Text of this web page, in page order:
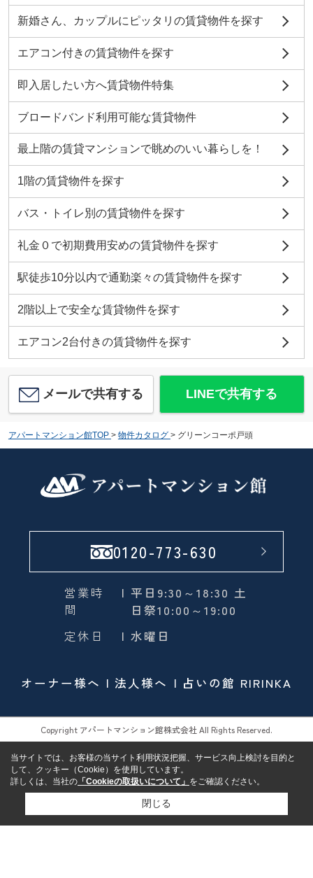
新婚さん、カップルにピッタリの賃貸物件を探す
エアコン付きの賃貸物件を探す
即入居したい方へ賃貸物件特集
ブロードバンド利用可能な賃貸物件
最上階の賃貸マンションで眺めのいい暮らしを！
1階の賃貸物件を探す
バス・トイレ別の賃貸物件を探す
礼金０で初期費用安めの賃貸物件を探す
駅徒歩10分以内で通勤楽々の賃貸物件を探す
2階以上で安全な賃貸物件を探す
エアコン2台付きの賃貸物件を探す
メールで共有する LINEで共有する
アパートマンション館TOP > 物件カタログ > グリーンコーポ戸頭
0120-773-630
営業時
間
| 平日9:30～18:30 土
日祭10:00～19:00
定休日
| 水曜日
オーナー様へ 法人様へ 占いの館 RIRINKA
Copyright アパートマンション館株式会社 All Rights Reserved.
当サイトでは、お客様の当サイト利用状況把握、サービス向上検討を目的と
して、クッキー（Cookie）を使用しています。
詳しくは、当社の 「Cookieの取扱いについて」 をご確認ください。
閉じる